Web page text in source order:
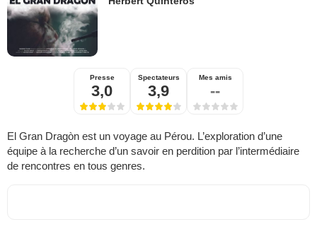
Presse
3,0
Spectateurs
3,9
Mes amis
--
El Gran Dragòn est un voyage au Pérou. L’exploration d’une
équipe à la recherche d’un savoir en perdition par l’intermédiaire
de rencontres en tous genres.